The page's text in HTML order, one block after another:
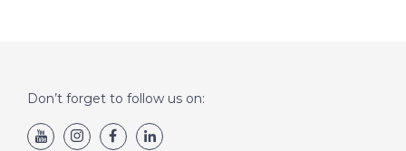
Don’t forget to follow us on: